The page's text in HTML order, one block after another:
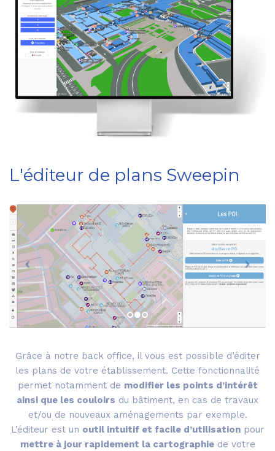
L'éditeur de plans Sweepin
Grâce à notre back office, il vous est possible d’éditer
les plans de votre établissement. Cette fonctionnalité
permet notamment de modifier les points d’intérêt
ainsi que les couloirs du bâtiment, en cas de travaux
et/ou de nouveaux aménagements par exemple.
L’éditeur est un outil intuitif et facile d’utilisationpour
mettre à jour rapidement la cartographiede votre